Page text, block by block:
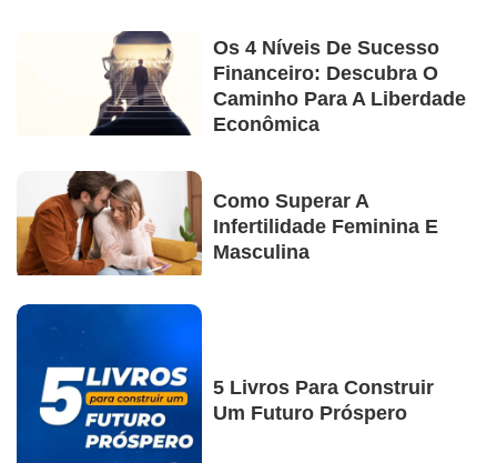
Os 4 Níveis De Sucesso
Financeiro: Descubra O
Caminho Para A Liberdade
Econômica
Como Superar A
Infertilidade Feminina E
Masculina
5 Livros Para Construir
Um Futuro Próspero